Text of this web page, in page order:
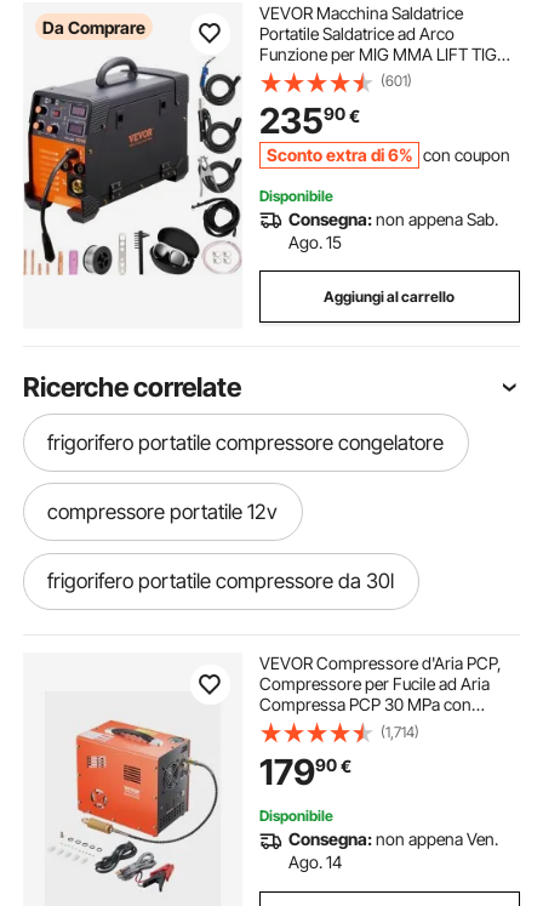
Da Comprare
VEVOR Macchina Saldatrice
Portatile Saldatrice ad Arco
Funzione per MIG MMA LIFT TIG
Corrente tra 50-250 A, Saldatrice
Portatile Spessore del Filo,
Saldatrice ad Arco Portatile 8,4kg
(601)
23590€
Sconto extra di 6% con coupon
Disponibile
Consegna:non appena Sab.
Ago. 15
Aggiungi al carrello
Ricerche correlate
frigorifero portatile compressore congelatore
compressore portatile 12v
frigorifero portatile compressore da 30l
compressore portatile moto
compressori portatili per moto
compressore portatile 220v silenzioso
congelatori portatile 30l
VEVOR Compressore d'Aria PCP,
Compressore per Fucile ad Aria
Compressa PCP 30 MPa con
Convertitore Integrato e Sistema di
Raffreddamento a Ventola
Integrato, per Bombola di Paintball
Senza Olio
(1,714)
17990€
Disponibile
Consegna:non appena Ven.
Ago. 14